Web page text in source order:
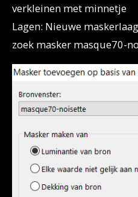
verkleinen met minnetje
Lagen: Nieuwe
zoek masker masque70-